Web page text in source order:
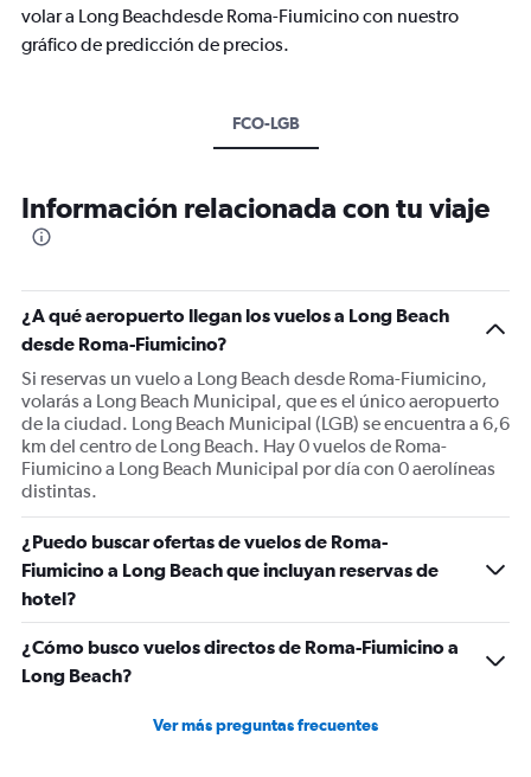
volar a Long Beachdesde Roma-Fiumicino con nuestro
gráfico de predicción de precios.
FCO-LGB
Información relacionada con tu viaje
¿A qué aeropuerto llegan los vuelos a Long Beach
desde Roma-Fiumicino?
Si reservas un vuelo a Long Beach desde Roma-Fiumicino,
volarás a Long Beach Municipal, que es el único aeropuerto
de la ciudad. Long Beach Municipal (LGB) se encuentra a 6,6
km del centro de Long Beach. Hay 0 vuelos de Roma-
Fiumicino a Long Beach Municipal por día con 0 aerolíneas
distintas.
¿Puedo buscar ofertas de vuelos de Roma-
Fiumicino a Long Beach que incluyan reservas de
hotel?
¿Cómo busco vuelos directos de Roma-Fiumicino a
Long Beach?
Ver más preguntas frecuentes